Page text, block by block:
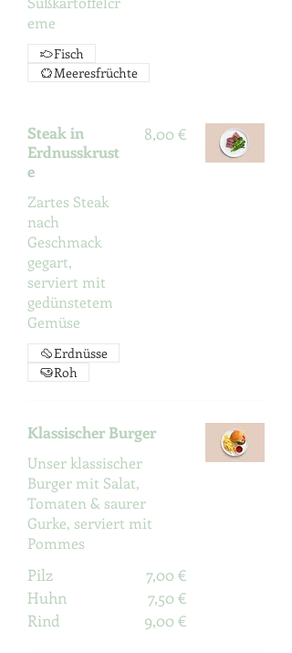
eme
Fisch
Meeresfrüchte
Steak in
Erdnusskrust
e
Zartes Steak
nach
Geschmack
gegart,
serviert mit
gedünstetem
Gemüse
8,00 €
Erdnüsse
Roh
Klassischer Burger
Unser klassischer
Burger mit Salat,
Tomaten & saurer
Gurke, serviert mit
Pommes
Pilz
7,00 €
Huhn
7,50 €
Rind
9,00 €